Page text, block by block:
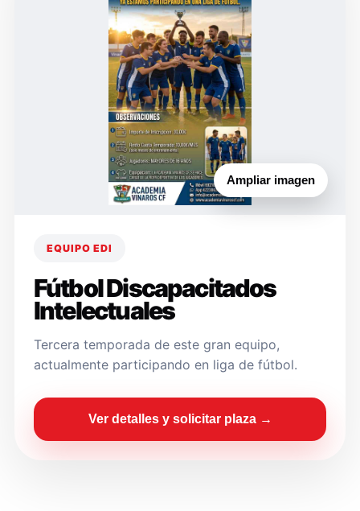
Ampliar imagen
EQUIPO EDI
Fútbol Discapacitados
Intelectuales
Tercera temporada de este gran equipo,
actualmente participando en liga de fútbol.
Ver detalles y solicitar plaza →